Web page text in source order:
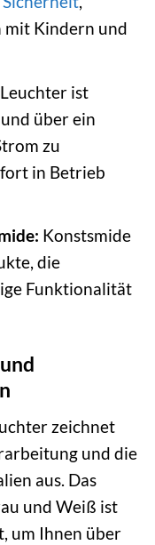
mit Kindern und
ist
über ein
zu
in Betrieb
Konstsmide
die
Funktionalität
zeichnet
und die
aus. Das
und Weiß ist
um Ihnen über